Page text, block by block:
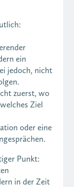
ein
jedoch, nicht
zuerst, wo
Ziel
oder eine
Punkt:
in der Zeit